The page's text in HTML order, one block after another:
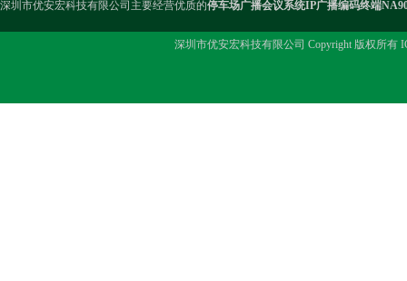
深圳市优安宏科技有限公司主要经营优质的停车场广播会议系统IP广播编码终端
深圳市优安宏科技有限公司 Copyright 版权所有